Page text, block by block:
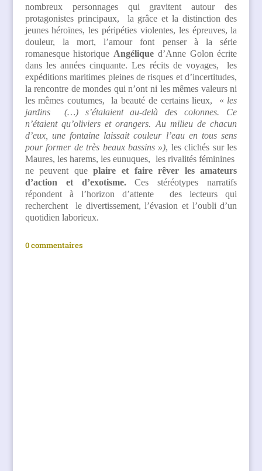
nombreux personnages qui gravitent autour des
protagonistes principaux, la grâce et la distinction des
jeunes héroïnes, les péripéties violentes, les épreuves, la
douleur, la mort, l’amour font penser à la série
romanesque historique Angélique d’Anne Golon écrite
dans les années cinquante. Les récits de voyages, les
expéditions maritimes pleines de risques et d’incertitudes,
la rencontre de mondes qui n’ont ni les mêmes valeurs ni
les mêmes coutumes, la beauté de certains lieux, « les
jardins
(…) s’étalaient au-delà des colonnes. Ce
n’étaient qu’oliviers et orangers. Au milieu de chacun
d’eux, une fontaine laissait couleur l’eau en tous sens
pour former de très beaux bassins »), les clichés sur les
Maures, les harems, les eunuques, les rivalités féminines
ne peuvent queplaire et faire rêver les amateurs
d’action et d’exotisme.Ces stéréotypes narratifs
répondent à l’horizon d’attente des lecteurs qui
recherchent le divertissement, l’évasion et l’oubli d’un
quotidien laborieux.
0 commentaires